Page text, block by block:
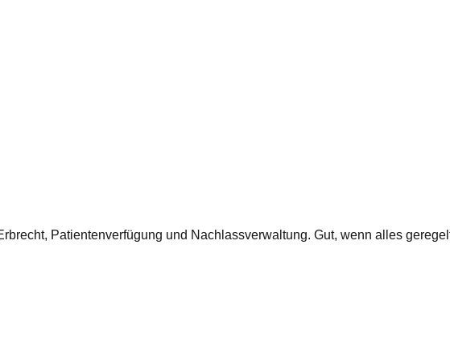
Patientenverfügung und Nachlassverwaltung. Gut, wenn alles